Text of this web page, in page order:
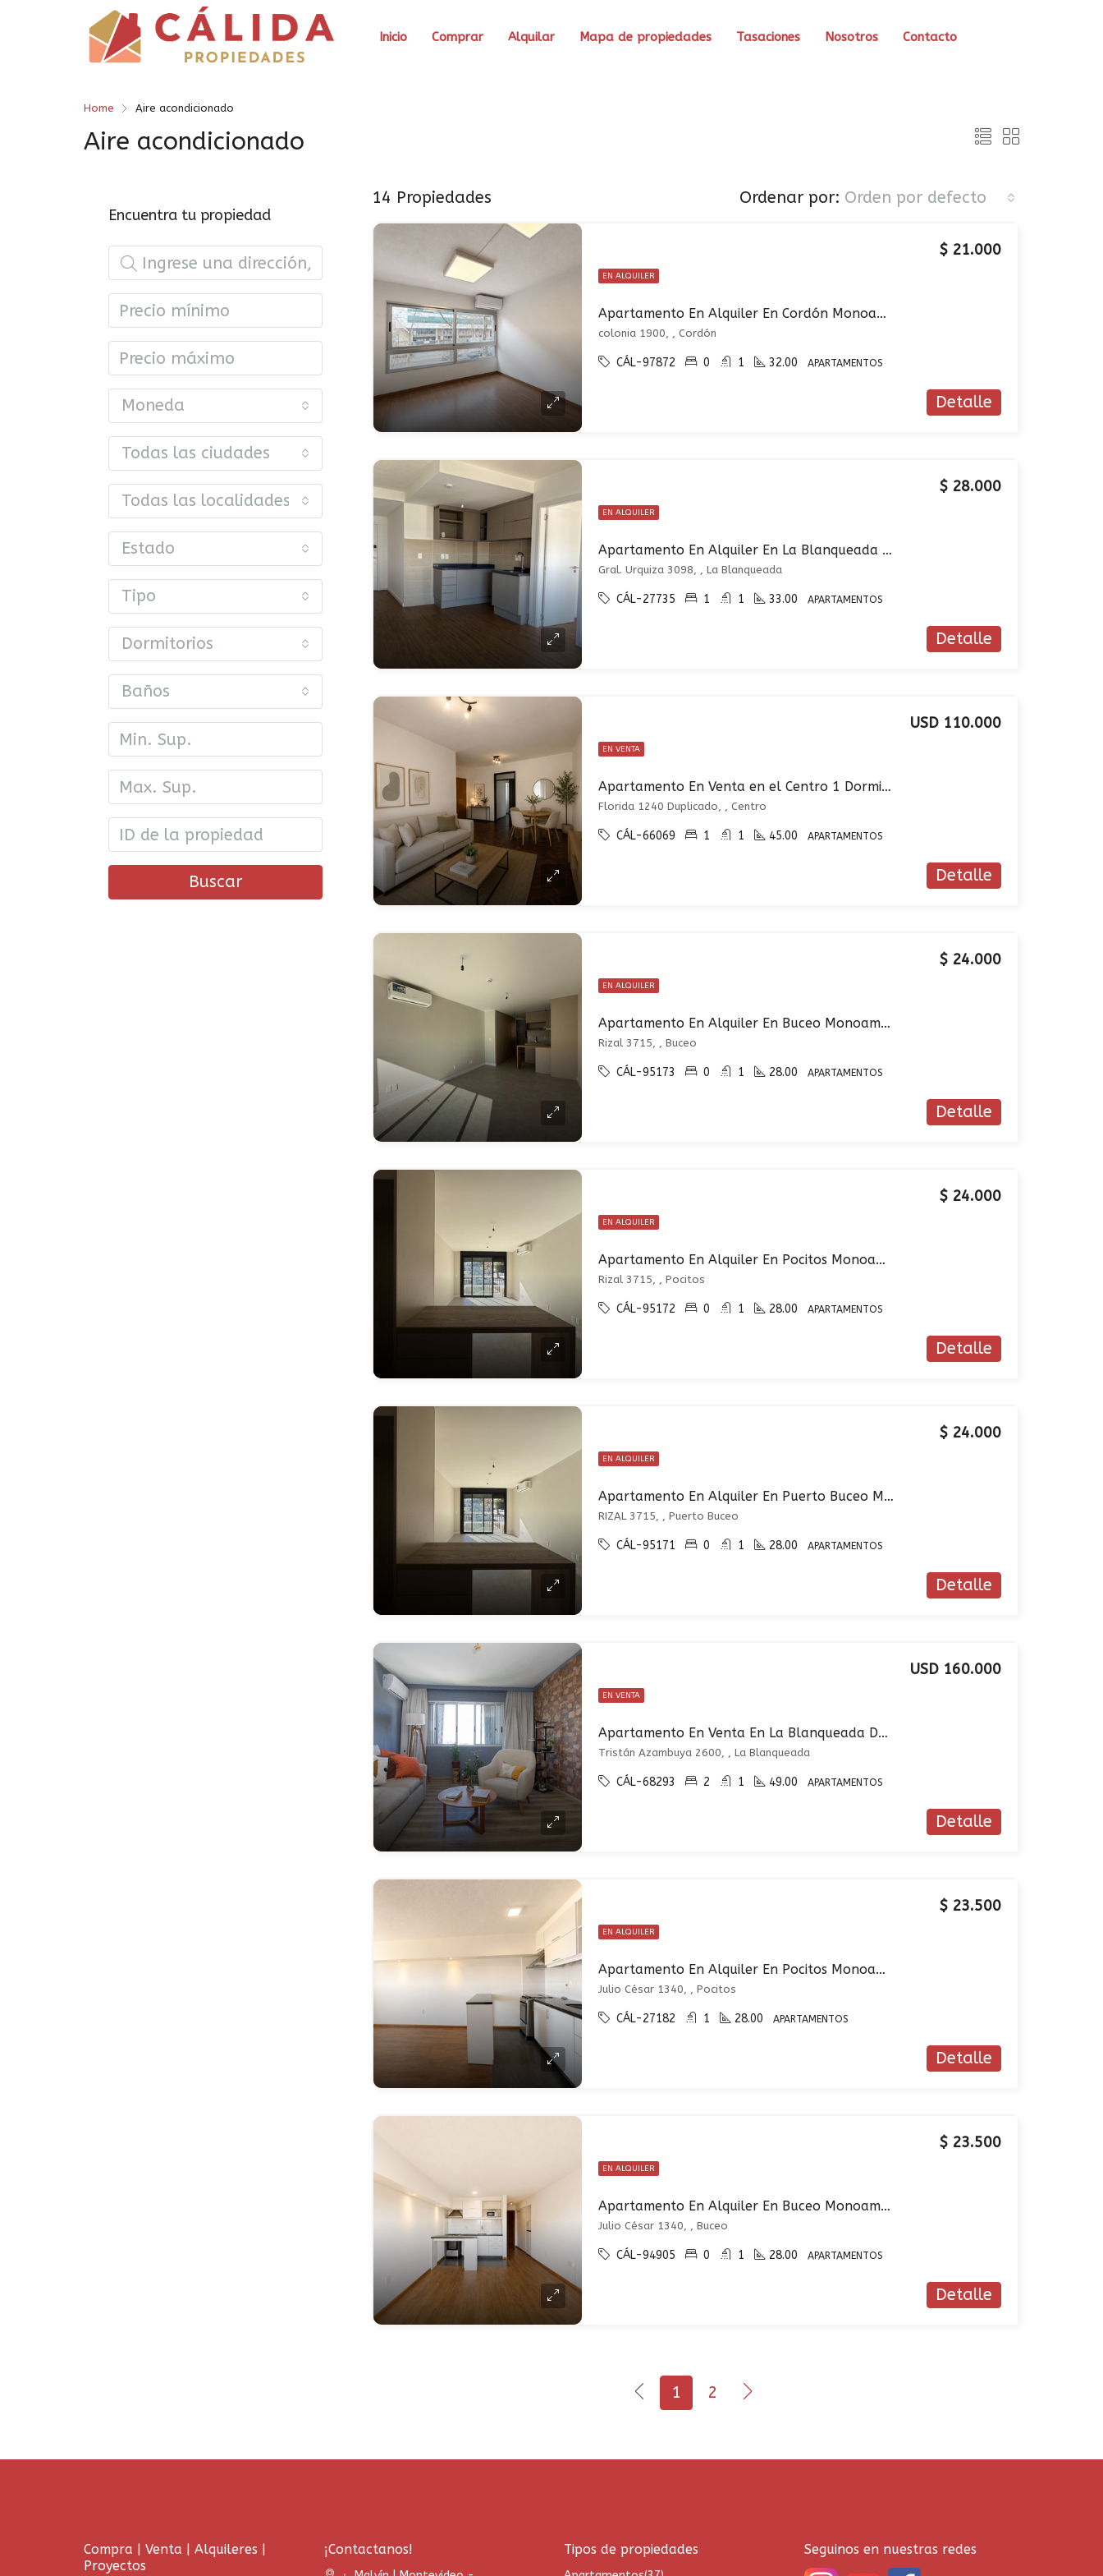
Inicio Comprar Alquilar Mapa de propiedades Tasaciones Nosotros Contacto
Home Aire acondicionado
Aire acondicionado
14 Propiedades Ordenar por: Orden por defecto
EN ALQUILER
Apartamento En Alquiler En Cordón Monoambiente Prox. 18 de Julio
$ 21.000
colonia 1900, , Cordón
CÁL-97872 0 1 32.00 APARTAMENTOS
Detalle
EN ALQUILER
Apartamento En Alquiler En La Blanqueada De Un Dormitorio con Cochera
$ 28.000
Gral. Urquiza 3098, , La Blanqueada
CÁL-27735 1 1 33.00 APARTAMENTOS
Detalle
EN VENTA
Apartamento En Venta en el Centro 1 Dormitorio Prox. Plaza Independencia
USD 110.000
Florida 1240 Duplicado, , Centro
CÁL-66069 1 1 45.00 APARTAMENTOS
Detalle
EN ALQUILER
Apartamento En Alquiler En Buceo Monoambiente A Estrenar
$ 24.000
Rizal 3715, , Buceo
CÁL-95173 0 1 28.00 APARTAMENTOS
Detalle
EN ALQUILER
Apartamento En Alquiler En Pocitos Monoambiente A Estrenar
$ 24.000
Rizal 3715, , Pocitos
CÁL-95172 0 1 28.00 APARTAMENTOS
Detalle
EN ALQUILER
Apartamento En Alquiler En Puerto Buceo Monoambiente A Estrenar
$ 24.000
RIZAL 3715, , Puerto Buceo
CÁL-95171 0 1 28.00 APARTAMENTOS
Detalle
EN VENTA
Apartamento En Venta En La Blanqueada De Dos Dormitorios con Cochera
USD 160.000
Tristán Azambuya 2600, , La Blanqueada
CÁL-68293 2 1 49.00 APARTAMENTOS
Detalle
EN ALQUILER
Apartamento En Alquiler En Pocitos Monoambiente Semi Equipado
$ 23.500
Julio César 1340, , Pocitos
CÁL-27182 1 28.00 APARTAMENTOS
Detalle
EN ALQUILER
Apartamento En Alquiler En Buceo Monoambiente Semi Equipado
$ 23.500
Julio César 1340, , Buceo
CÁL-94905 0 1 28.00 APARTAMENTOS
Detalle
1 2
Encuentra tu propiedad
Moneda
Todas las ciudades
Todas las localidades o barrios
Estado
Tipo
Dormitorios
Baños
Buscar
Compra | Venta | Alquileres |
Proyectos
¡Contactanos! Tipos de propiedades Seguinos en nuestras redes